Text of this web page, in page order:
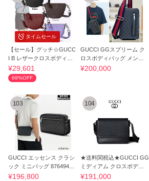
タイムセール
【セール】グッチ☆GUCC
I B レザークロスボディバ
ッグ ☆821831
¥29,601
69%OFF
GUCCI GGスプリーム ク
ロスボディバッグ メンズ 7
92078
¥200,000
103
GUCCI エッセンス クラシ
ック ミニバッグ 876494FA
F9R
¥196,800
104
★送料関税込★GUCCI GG
ミディアム クロスボディ
バッグ
¥191,000